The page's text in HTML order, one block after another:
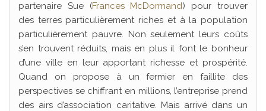
partenaire Sue (Frances McDormand) pour trouver
des terres particulièrement riches et à la population
particulièrement pauvre. Non seulement leurs coûts
s’en trouvent réduits, mais en plus il font le bonheur
d’une ville en leur apportant richesse et prospérité.
Quand on propose à un fermier en faillite des
perspectives se chiffrant en millions, l’entreprise prend
des airs d’association caritative. Mais arrivé dans un